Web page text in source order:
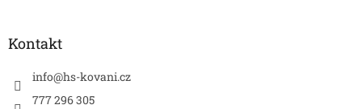
Kontakt
info@hs-kovani.cz
777 296 305